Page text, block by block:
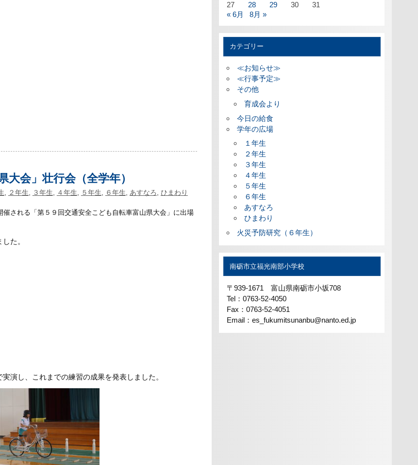
大会」壮行会（全学年）
, ２年生, ３年生, ４年生, ５年生, ６年生, あすなろ , ひまわり
される「第５９回交通安全こども自転車富山県大会」に出場
た。
演し、これまでの練習の成果を発表しました。
27
28 29 30
31
« 6月
8月 »
カテゴリー
≪お知らせ≫
≪行事予定≫
その他
育成会より
今日の給食
学年の広場
１年生
２年生
３年生
４年生
５年生
６年生
あすなろ
ひまわり
火災予防研究（６年生）
南砺市立福光南部小学校
〒939-1671 富山県南砺市小坂708
Tel：0763-52-4050
Fax：0763-52-4051
Email：es_fukumitsunanbu@nanto.ed.jp